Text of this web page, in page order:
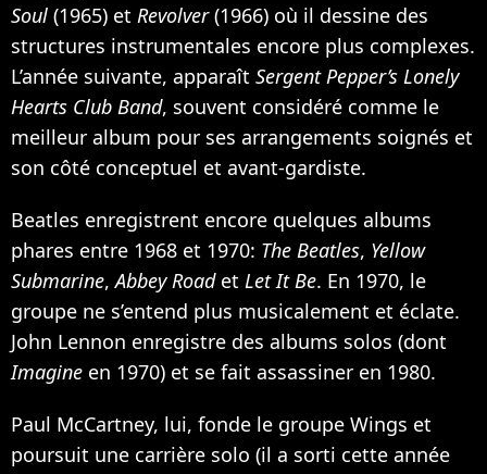
Soul (1965) et Revolver(1966) où il dessine des
structures instrumentales encore plus complexes.
L’année suivante, apparaît Sergent Pepper’s Lonely
Hearts Club Band, souvent considéré comme le
meilleur album pour ses arrangements soignés et
son côté conceptuel et avant-gardiste.
Beatles enregistrent encore quelques albums
phares entre 1968 et 1970: The Beatles, Yellow
Submarine,Abbey Roadet Let It Be. En 1970, le
groupe ne s’entend plus musicalement et éclate.
John Lennon enregistre des albums solos (dont
Imagine en 1970) et se fait assassiner en 1980.
Paul McCartney, lui, fonde le groupe Wings et
poursuit une carrière solo (il a sorti cette année